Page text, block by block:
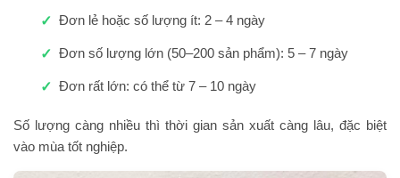
Đơn lẻ hoặc số lượng ít: 2 – 4 ngày
Đơn số lượng lớn (50–200 sản phẩm): 5 – 7 ngày
Đơn rất lớn: có thể từ 7 – 10 ngày
Số lượng càng nhiều thì thời gian sản xuất càng lâu, đặc biệt
vào mùa tốt nghiệp.